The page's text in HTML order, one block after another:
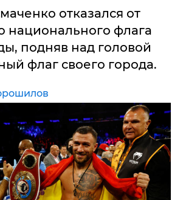
отказался от
национального флага
подняв над головой
флаг своего города.